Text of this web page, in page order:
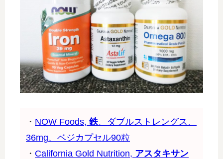
・ NOW Foods, 鉄、ダブルストレングス、
36mg、ベジカプセル90粒
・ California Gold Nutrition, アスタキサン